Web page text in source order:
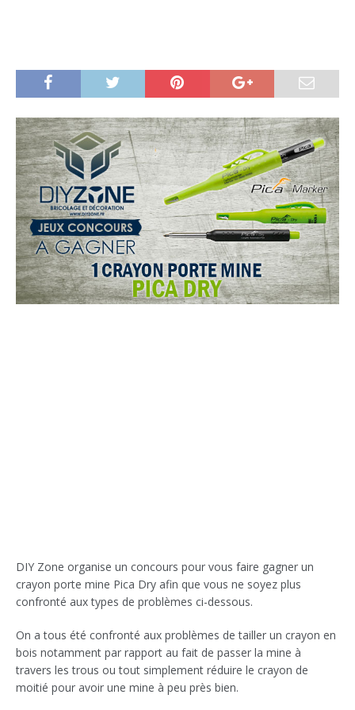
DIY Zone organise un concours pour vous faire gagner un
crayon porte mine Pica Dry afin que vous ne soyez plus
confronté aux types de problèmes ci-dessous.
On a tous été confronté aux problèmes de tailler un crayon en
bois notamment par rapport au fait de passer la mine à
travers les trous ou tout simplement réduire le crayon de
moitié pour avoir une mine à peu près bien.